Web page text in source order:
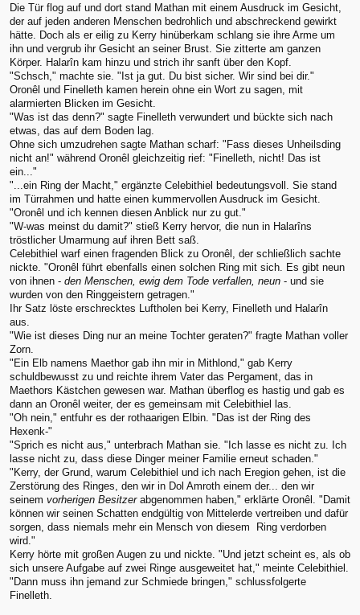
Die Tür flog auf und dort stand Mathan mit einem Ausdruck im Gesicht,
der auf jeden anderen Menschen bedrohlich und abschreckend gewirkt
hätte. Doch als er eilig zu Kerry hinüberkam schlang sie ihre Arme um
ihn und vergrub ihr Gesicht an seiner Brust. Sie zitterte am ganzen
Körper. Halarîn kam hinzu und strich ihr sanft über den Kopf.
"Schsch," machte sie. "Ist ja gut. Du bist sicher. Wir sind bei dir."
Oronêl und Finelleth kamen herein ohne ein Wort zu sagen, mit
alarmierten Blicken im Gesicht.
"Was ist das denn?" sagte Finelleth verwundert und bückte sich nach
etwas, das auf dem Boden lag.
Ohne sich umzudrehen sagte Mathan scharf: "Fass dieses Unheilsding
nicht an!" während Oronêl gleichzeitig rief: "Finelleth, nicht! Das ist
ein..."
"...ein Ring der Macht," ergänzte Celebithiel bedeutungsvoll. Sie stand
im Türrahmen und hatte einen kummervollen Ausdruck im Gesicht.
"Oronêl und ich kennen diesen Anblick nur zu gut."
"W-was meinst du damit?" stieß Kerry hervor, die nun in Halarîns
tröstlicher Umarmung auf ihren Bett saß.
Celebithiel warf einen fragenden Blick zu Oronêl, der schließlich sachte
nickte. "Oronêl führt ebenfalls einen solchen Ring mit sich. Es gibt neun
von ihnen - den Menschen, ewig dem Tode verfallen, neun - und sie
wurden von den Ringgeistern getragen."
Ihr Satz löste erschrecktes Luftholen bei Kerry, Finelleth und Halarîn
aus.
"Wie ist dieses Ding nur an meine Tochter geraten?" fragte Mathan voller
Zorn.
"Ein Elb namens Maethor gab ihn mir in Mithlond," gab Kerry
schuldbewusst zu und reichte ihrem Vater das Pergament, das in
Maethors Kästchen gewesen war. Mathan überflog es hastig und gab es
dann an Oronêl weiter, der es gemeinsam mit Celebithiel las.
"Oh nein," entfuhr es der rothaarigen Elbin. "Das ist der Ring des
Hexenk-"
"Sprich es nicht aus," unterbrach Mathan sie. "Ich lasse es nicht zu. Ich
lasse nicht zu, dass diese Dinger meiner Familie erneut schaden."
"Kerry, der Grund, warum Celebithiel und ich nach Eregion gehen, ist die
Zerstörung des Ringes, den wir in Dol Amroth einem der... den wir
seinem vorherigen Besitzerabgenommen haben," erklärte Oronêl. "Damit
können wir seinen Schatten endgültig von Mittelerde vertreiben und dafür
sorgen, dass niemals mehr ein Mensch von diesem Ring verdorben
wird."
Kerry hörte mit großen Augen zu und nickte. "Und jetzt scheint es, als ob
sich unsere Aufgabe auf zwei Ringe ausgeweitet hat," meinte Celebithiel.
"Dann muss ihn jemand zur Schmiede bringen," schlussfolgerte
Finelleth.